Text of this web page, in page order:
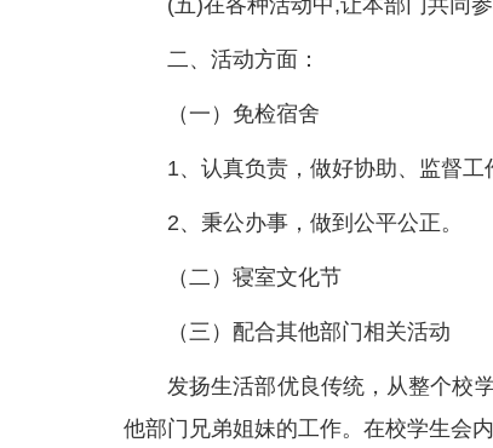
(五)在各种活动中,让本部门共同
二、活动方面：
（一）免检宿舍
1、认真负责，做好协助、监督工
2、秉公办事，做到公平公正。
（二）寝室文化节
（三）配合其他部门相关活动
发扬生活部优良传统，从整个校
他部门兄弟姐妹的工作。在校学生会